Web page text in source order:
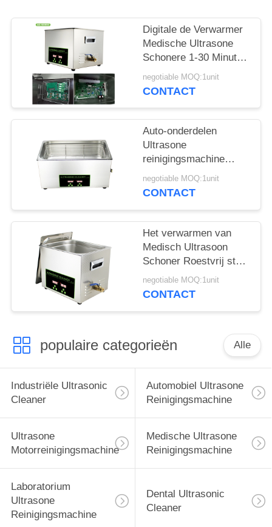
POLICY
Digitale de Verwarmer
Medische Ultrasone
Schonere 1-30 Minuten
van 30L 600w
Tijdopnemer voor
negotiable MOQ:1unit
CONTACT
Auto-onderdelen
Ultrasone
reinigingsmachine
Roestverwijdering
Digitaal roestvrij staal
negotiable MOQ:1unit
CONTACT
Het verwarmen van
Medisch Ultrasoon
Schoner Roestvrij staal
304 voor
Chirurgisch/Medisch
negotiable MOQ:1unit
CONTACT
populaire categorieën Alle
Industriële Ultrasonic
Cleaner
Automobiel Ultrasone
Reinigingsmachine
Ultrasone
Motorreinigingsmachine
Medische Ultrasone
Reinigingsmachine
Laboratorium
Ultrasone
Reinigingsmachine
Dental Ultrasonic
Cleaner